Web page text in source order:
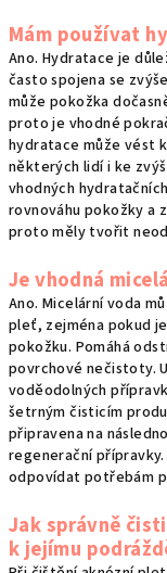
Mám používat
Ano. Hydratace je
často spojena se
může pokožka
proto je vhodné
hydratace může vést
některých lidí i ke
vhodných
rovnováhu pokožky a
proto měly tvořit
Je vhodná
Ano. Micelární voda
pleť, zejména pokud
pokožku. Pomáhá
povrchové nečistoty.
voděodolných
šetrným čisticím
připravena na
regenerační
odpovídat potřebám
Jak správně
k jejímu